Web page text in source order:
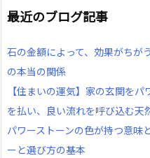
最近のブログ記事
石の金額によって、効果がちが
の本当の関係
【住まいの運気】家の玄関を
を払い、良い流れを呼び込む天
パワーストーンの色が持つ意味
ーと選び方の基本